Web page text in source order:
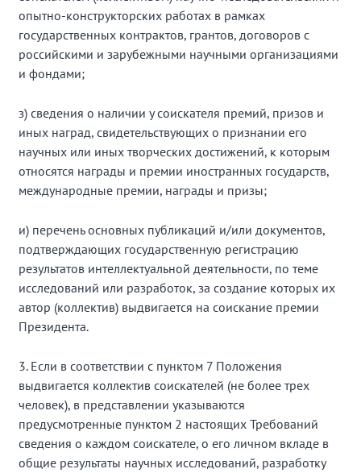
опытно-конструкторских работах в рамках
государственных контрактов, грантов, договоров с
российскими и зарубежными научными организациями
и фондами;
з) сведения о наличии у соискателя премий, призов и
иных наград, свидетельствующих о признании его
научных или иных творческих достижений, к которым
относятся награды и премии иностранных государств,
международные премии, награды и призы;
и) перечень основных публикаций и/или документов,
подтверждающих государственную регистрацию
результатов интеллектуальной деятельности, по теме
исследований или разработок, за создание которых их
автор (коллектив) выдвигается на соискание премии
Президента.
3. Если в соответствии с пунктом 7 Положения
выдвигается коллектив соискателей (не более трех
человек), в представлении указываются
предусмотренные пунктом 2 настоящих Требований
сведения о каждом соискателе, о его личном вкладе в
общие результаты научных исследований, разработку